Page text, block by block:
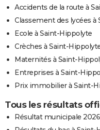
Accidents de la route à
Classement des lycées à
Ecole à Saint-Hippolyte
Crèches à Saint-
Maternités à Saint-
Entreprises à Saint-
Prix immobilier à Saint-
Tous les résultats
Résultat municipale